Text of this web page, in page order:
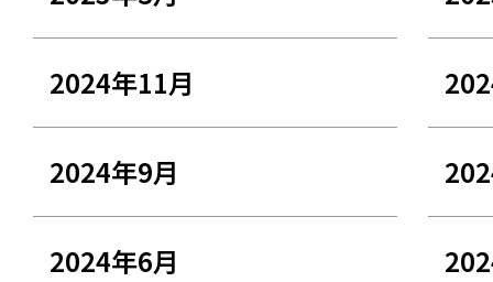
2024年11月
2024年9月
2024年6月